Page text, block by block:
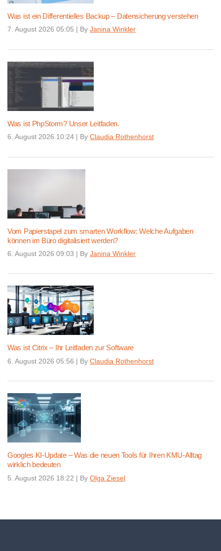
Was ist ein Differentielles Backup – Datensicherung verstehen
7. August 2026 05:05 | By Janina Winkler
Was ist PhpStorm? Unser Leitfaden.
6. August 2026 10:24 | By Claudia Rothenhorst
Vom Papierstapel zum smarten Workflow: Welche Aufgaben
können im Büro digitalisiert werden?
6. August 2026 09:03 | By Janina Winkler
Was ist Citrix – Ihr Leitfaden zur Software
6. August 2026 05:56 | By Claudia Rothenhorst
Googles KI-Update – Was die neuen Tools für Ihren KMU-Alltag
wirklich bedeuten
5. August 2026 18:22 | By Olga Ziesel